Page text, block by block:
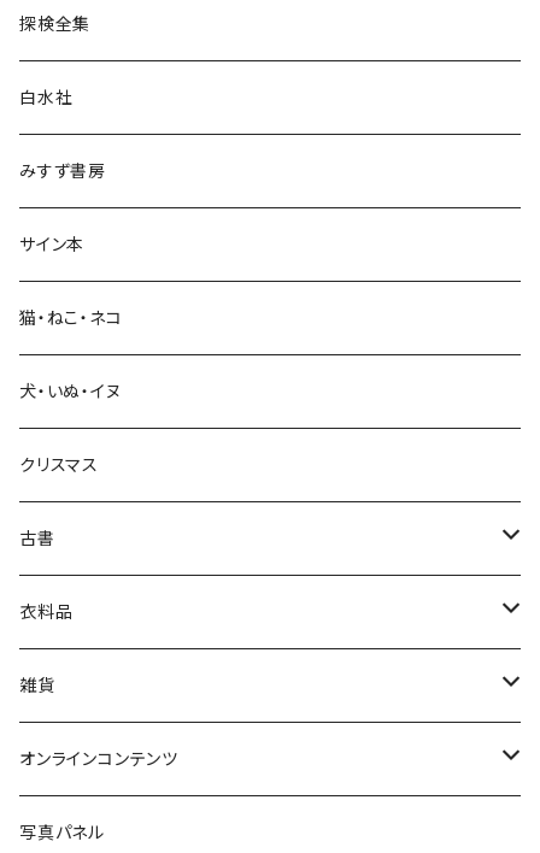
言語・ことば
生活・暮らし
芸術・絵画・写真
絵本・児童書
娯楽・エンターテインメント
探検全集
白水社
みすず書房
サイン本
猫・ねこ・ネコ
犬・いぬ・イヌ
クリスマス
古書
古書セット
美術
衣料品
POLEWARDS
Tシャツ
雑貨
バッグ
ブックカバー
オンラインコンテンツ
冒険クロストーク
写真パネル